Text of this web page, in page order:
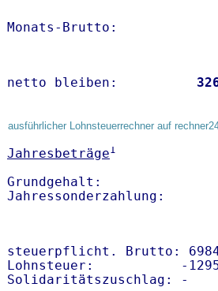
Monats-
netto bleiben:
ausführlicher Lohnsteuerrechner auf
Jahresbeträge1
Grundgehalt:
steuerpflicht. Brutto:
Lohnsteuer:           -
Solidaritätszuschlag: -